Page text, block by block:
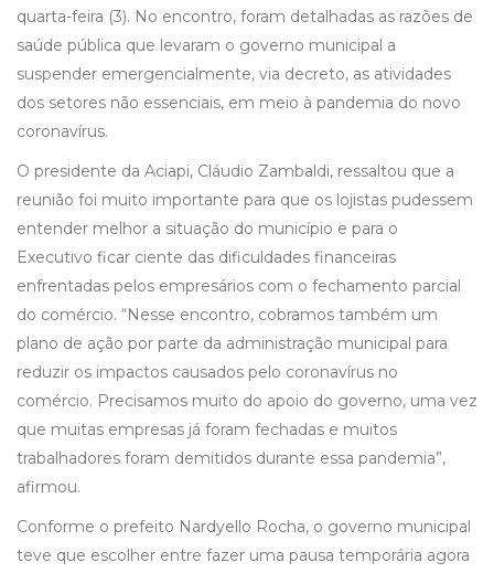
quarta-feira (3). No encontro, foram detalhadas as razões de
saúde pública que levaram o governo municipal a
suspender emergencialmente, via decreto, as atividades
dos setores não essenciais, em meio à pandemia do novo
coronavírus.
O presidente da Aciapi, Cláudio Zambaldi, ressaltou que a
reunião foi muito importante para que os lojistas pudessem
entender melhor a situação do município e para o
Executivo ficar ciente das dificuldades financeiras
enfrentadas pelos empresários com o fechamento parcial
do comércio. “Nesse encontro, cobramos também um
plano de ação por parte da administração municipal para
reduzir os impactos causados pelo coronavírus no
comércio. Precisamos muito do apoio do governo, uma vez
que muitas empresas já foram fechadas e muitos
trabalhadores foram demitidos durante essa pandemia”,
afirmou.
Conforme o prefeito Nardyello Rocha, o governo municipal
teve que escolher entre fazer uma pausa temporária agora